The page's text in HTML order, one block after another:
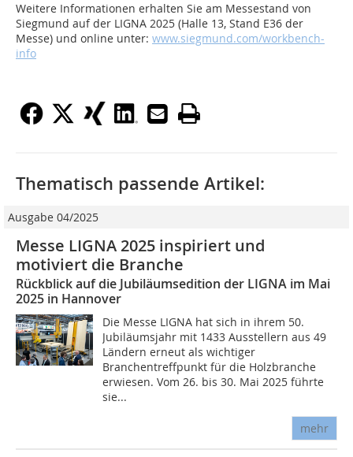
Weitere Informationen erhalten Sie am Messestand von
Siegmund auf der LIGNA 2025 (Halle 13, Stand E36 der
Messe) und online unter: www.siegmund.com/workbench-
info
Thematisch passende Artikel:
Ausgabe 04/2025
Messe LIGNA 2025 inspiriert und
motiviert die Branche
Rückblick auf die Jubiläumsedition der LIGNA im Mai
2025 in Hannover
Die Messe LIGNA hat sich in ihrem 50.
Jubiläumsjahr mit 1433 Ausstellern aus 49
Ländern erneut als wichtiger
Branchentreffpunkt für die Holzbranche
erwiesen. Vom 26. bis 30. Mai 2025 führte
sie...
mehr